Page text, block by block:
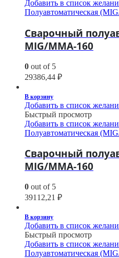
Добавить в список
Полуавтоматическая
Сварочный
MIG/MMA-160
0 out of 5
29386,44 ₽
В корзину
Добавить в список
Быстрый просмотр
Добавить в список
Полуавтоматическая
Сварочный
MIG/MMA-160
0 out of 5
39112,21 ₽
В корзину
Добавить в список
Быстрый просмотр
Добавить в список
Полуавтоматическая